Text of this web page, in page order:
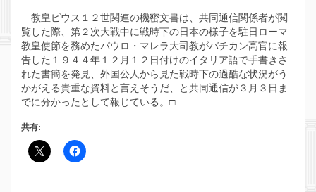
教皇ピウス１２世関連の機密文書は、共同通信関係者が閲
覧した際、第２次大戦中に戦時下の日本の様子を駐日ローマ
教皇使節を務めたパウロ・マレラ大司教がバチカン高官に報
告した１９４４年１２月１２日付けのイタリア語で手書きさ
れた書簡を発見、外国公人から見た戦時下の過酷な状況がう
かがえる貴重な資料と言えそうだ、と共同通信が３月３日ま
でに分かったとして報じている。□
共有: